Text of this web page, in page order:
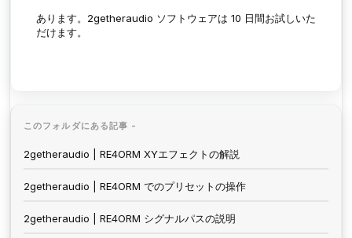
あります。2getheraudio ソフトウェアは 10 日間お試しいた
だけます。
このフォルダにある記事 -
2getheraudio | RE4ORM XYエフェクトの解説
2getheraudio | RE4ORM でのプリセットの操作
2getheraudio | RE4ORM シグナルパスの説明